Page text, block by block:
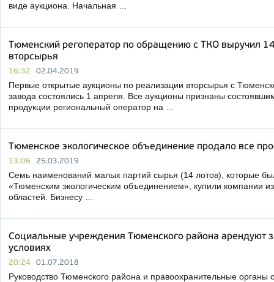
виде аукциона. Начальная …
Тюменский регоператор по обращению с ТКО выручил
вторсырья
16:32 02.04.2019
Первые открытые аукционы по реализации вторсырья с
завода состоялись 1 апреля. Все аукционы признаны
продукции региональный оператор на …
Тюменское экологическое объединение продало все
13:06 25.03.2019
Семь наименований малых партий сырья (14 лотов), которые
«Тюменским экологическим объединением», купили компании
областей. Бизнесу …
Социальные учреждения Тюменского района арендуют
условиях
20:24 01.07.2018
Руководство Тюменского района и правоохранительные органы